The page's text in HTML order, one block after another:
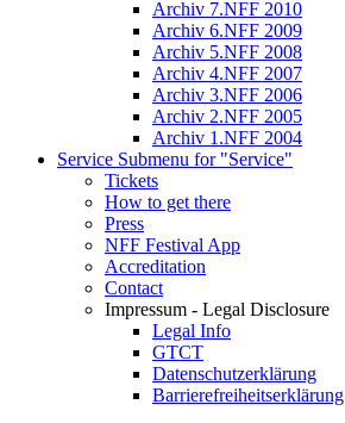
Archiv 7.NFF 2010
Archiv 6.NFF 2009
Archiv 5.NFF 2008
Archiv 4.NFF 2007
Archiv 3.NFF 2006
Archiv 2.NFF 2005
Archiv 1.NFF 2004
Service Submenu for "Service"
Tickets
How to get there
Press
NFF Festival App
Accreditation
Contact
Impressum - Legal Disclosure
Legal Info
GTCT
Datenschutzerklärung
Barrierefreiheitserklärung